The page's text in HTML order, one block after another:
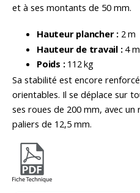
et à ses montants de 50 mm.
Hauteur plancher : 2 m
Hauteur de travail :4 m
Poids :112 kg
Sa stabilité est encore
orientables. Il se déplace sur
ses roues de 200 mm, avec
paliers de 12,5 mm.